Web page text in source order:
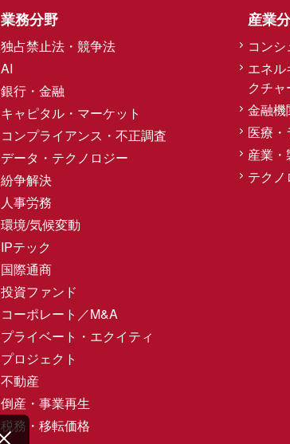
業務分野
独占禁止法・競争法
AI
銀行・金融
キャピタル・マーケット
コンプライアンス・不正調査
データ・テクノロジー
紛争解決
人事労務
環境/気候変動
IPテック
国際通商
投資ファンド
コーポレート／M&A
プライベート・エクイティ
プロジェクト
不動産
倒産・事業再生
税務・移転価格
産業
コン
エネ
クチャ
金融機
医療・
産業
テク